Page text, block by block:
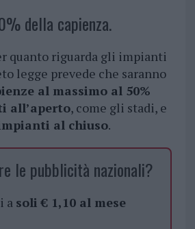
della capienza.
quanto riguarda gli impianti
legge prevede che saranno
al massimo al 50%
all’aperto, come gli stadi, e
al chiuso.
le pubblicità nazionali?
a soli € 1,10 al mese